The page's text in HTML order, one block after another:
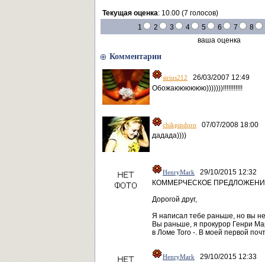
Текущая оценка: 10.00 (7 голосов)
1
2 3 4 5 6 7 8
ваша оценка
Комментарии
sirius212
26/03/2007 12:49
Обожаюююююю)))))))!!!!!!!!!!!
chikpindoro
07/07/2008 18:00
дадада))))
HenryMark
29/10/2015 12:32
КОММЕРЧЕСКОЕ
Дорогой друг,
Я написал тебе раньше, но вы
Вы раньше, я прокурор Генри
в Ломе Того -. В моей первой
HenryMark
29/10/2015 12:33